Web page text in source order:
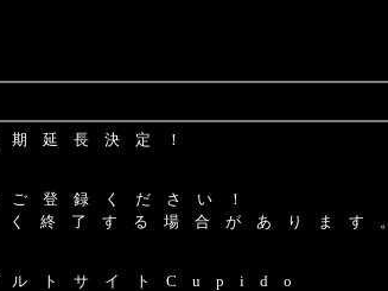
延 長 決 定 ！
登 録 く だ さ い ！
終 了 す る 場 合 が あ り ま す 。
ル ト サ イ ト C u p i d o